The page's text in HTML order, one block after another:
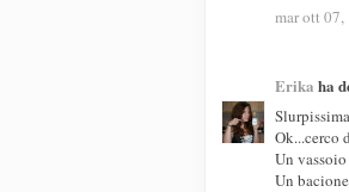
mar ott
Erika ha
Ok...cerco
Un
Un